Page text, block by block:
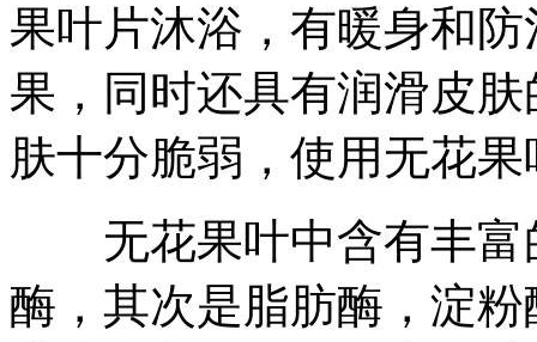
果叶片沐浴，有暖身和
果，同时还具有润滑皮
肤十分脆弱，使用无花
无花果叶中含有丰富
酶，其次是脂肪酶，淀